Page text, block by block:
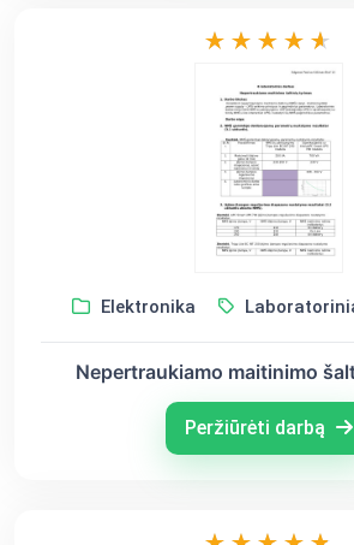
Elektronika
Nepertraukiamo maitinimo
Peržiūrėti darbą